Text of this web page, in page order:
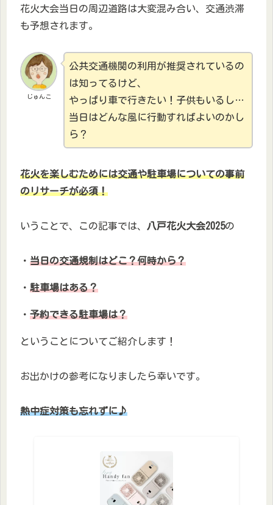
花火大会当日の周辺道路は大変混み合い、交通渋滞
も予想されます。
じゅんこ
公共交通機関の利用が推奨されているの
は知ってるけど、
やっぱり車で行きたい！子供もいるし…
当日はどんな風に行動すればよいのかし
ら？
花火を楽しむためには交通や駐車場についての事前
のリサーチが必須！
いうことで、この記事では、 八戸花火大会2025の
・ 当日の交通規制はどこ？何時から？
・ 駐車場はある？
・ 予約できる駐車場は？
ということについてご紹介します！
お出かけの参考になりましたら幸いです。
熱中症対策も忘れずに♪